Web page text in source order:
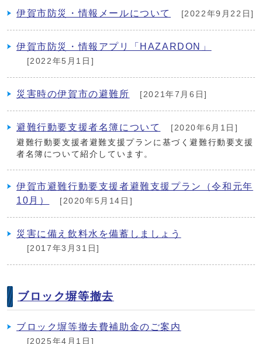
伊賀市防災・情報メールについて [2022年9月22日]
伊賀市防災・情報アプリ「HAZARDON」
[2022年5月1日]
災害時の伊賀市の避難所 [2021年7月6日]
避難行動要支援者名簿について
[2020年6月1日]
避難行動要支援者避難支援プランに基づく避難行動要支援
者名簿について紹介しています。
伊賀市避難行動要支援者避難支援プラン（令和元年
10月）
[2020年5月14日]
災害に備え飲料水を備蓄しましょう
[2017年3月31日]
ブロック塀等撤去
ブロック塀等撤去費補助金のご案内
[2025年4月1日]